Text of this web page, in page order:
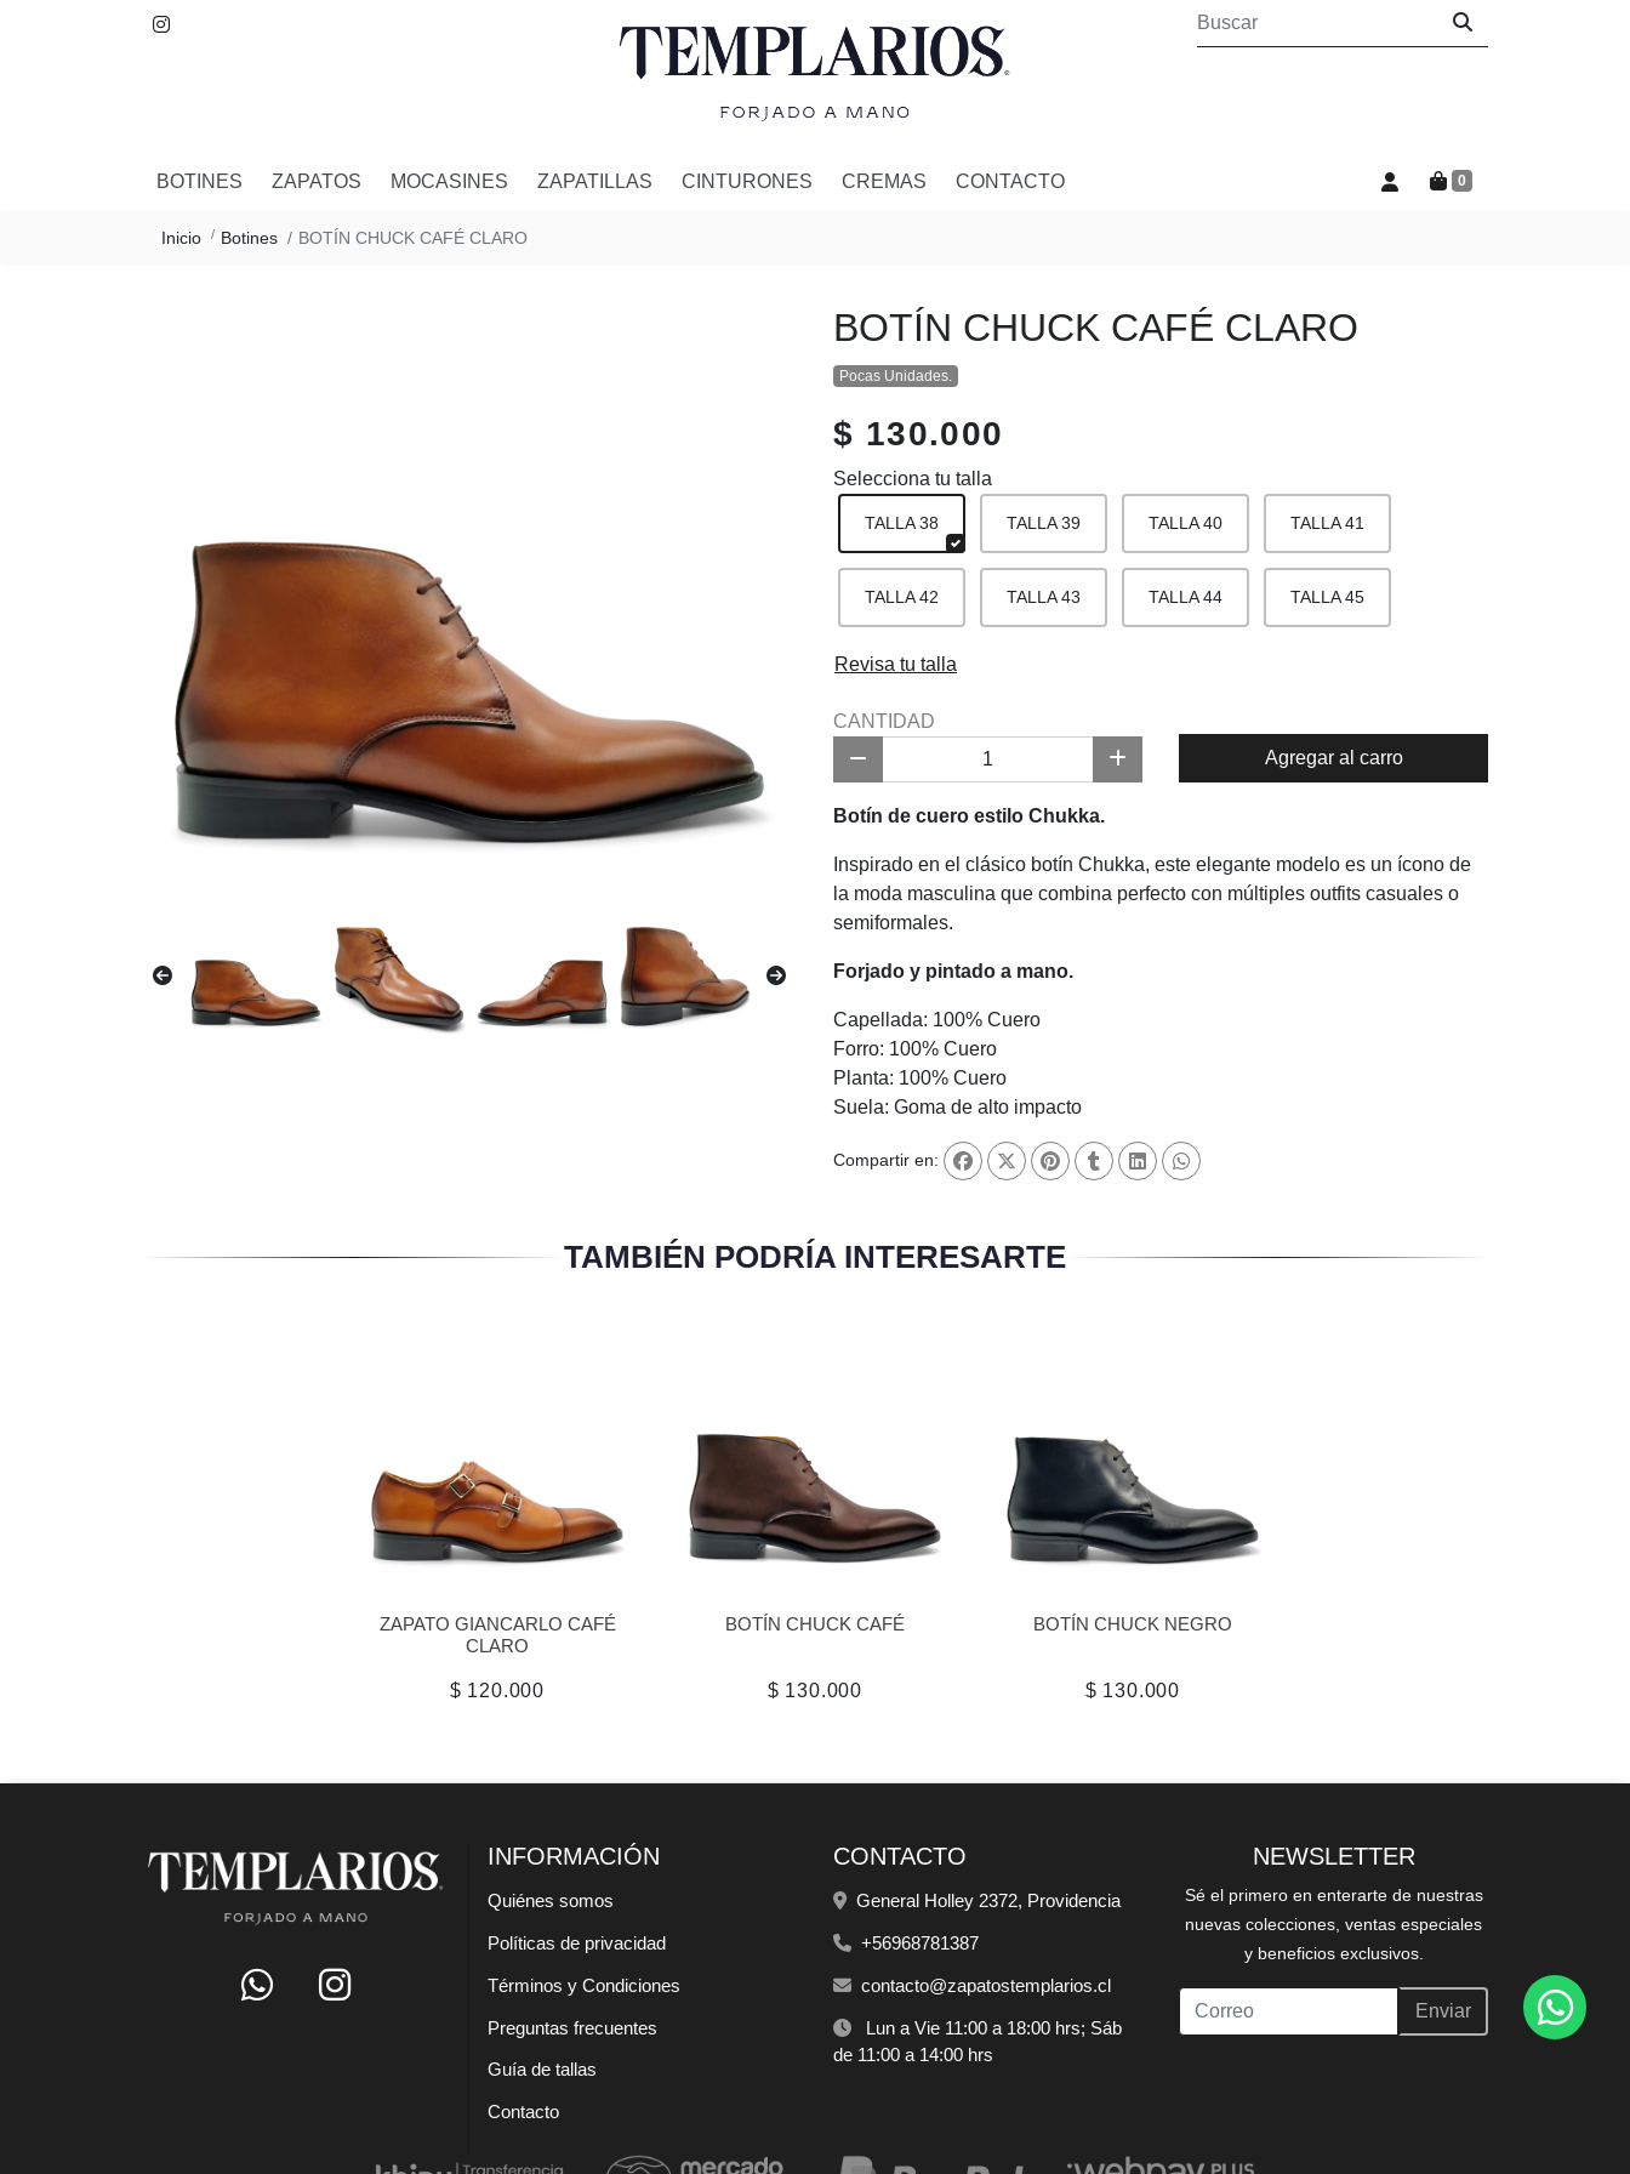
BOTINES ZAPATOS MOCASINES ZAPATILLAS CINTURONES CREMAS CONTACTO 0
Inicio Botines BOTÍN CHUCK CAFÉ CLARO
BOTÍN CHUCK CAFÉ CLARO
Pocas Unidades.
$ 130.000
Selecciona tu talla
TALLA 38 TALLA 39 TALLA 40 TALLA 41
TALLA 42 TALLA 43 TALLA 44 TALLA 45
Revisa tu talla
CANTIDAD
Agregar al carro
Botín de cuero estilo Chukka.
Inspirado en el clásico botín Chukka, este elegante modelo es un ícono de
la moda masculina que combina perfecto con múltiples outfits casuales o
semiformales.
Forjado y pintado a mano.
Capellada: 100% Cuero
Forro: 100% Cuero
Planta: 100% Cuero
Suela: Goma de alto impacto
Compartir en:
TAMBIÉN PODRÍA INTERESARTE
ZAPATO GIANCARLO CAFÉ
CLARO
$ 120.000
BOTÍN CHUCK CAFÉ
$ 130.000
BOTÍN CHUCK NEGRO
$ 130.000
INFORMACIÓN
Quiénes somos
Políticas de privacidad
Términos y Condiciones
Preguntas frecuentes
Guía de tallas
Contacto
CONTACTO
General Holley 2372, Providencia
+56968781387
contacto@zapatostemplarios.cl
Lun a Vie 11:00 a 18:00 hrs; Sáb
de 11:00 a 14:00 hrs
NEWSLETTER
Sé el primero en enterarte de nuestras
nuevas colecciones, ventas especiales
y beneficios exclusivos.
Enviar